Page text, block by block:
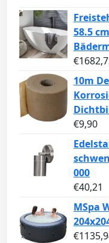
58.5
€
10m
€9,90
000
€40,21
MSpa
€